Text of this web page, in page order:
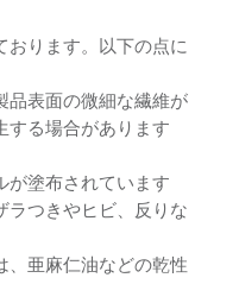
おります。以下の点に
品表面の微細な繊維が
する場合があります
が塗布されています
ラつきやヒビ、反りな
、亜麻仁油などの乾性